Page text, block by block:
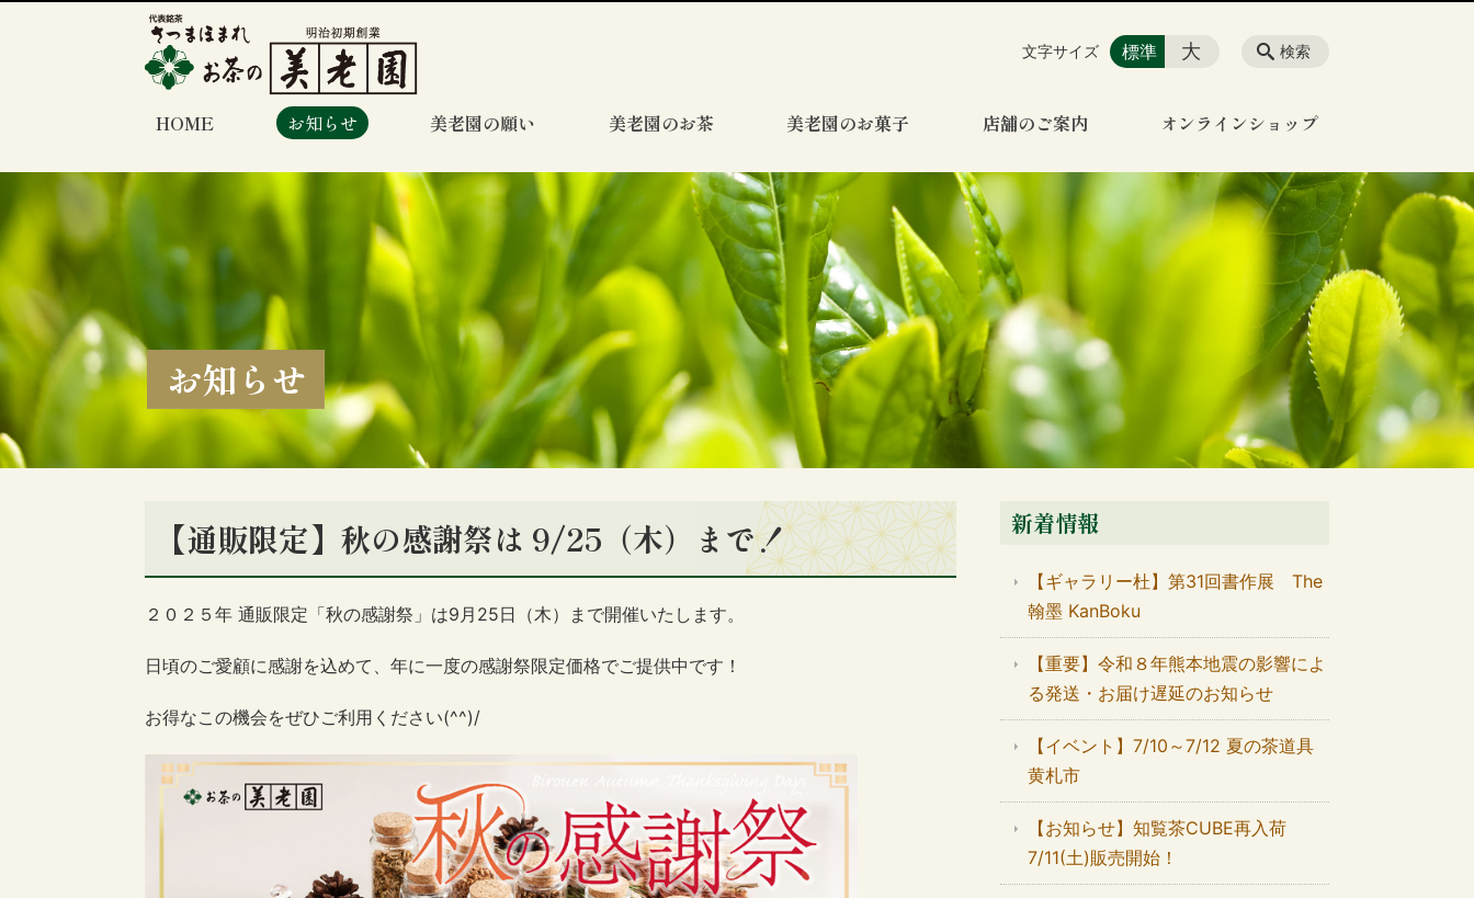
HOME お知らせ 美老園の願い 美老園のお茶 美老園のお菓子 店舗のご案内 オンラインショップ
検索
文字サイズ 標準 大
お知らせ
【通販限定】秋の感謝祭は 9/25（木）まで！
２０２５年 通販限定「秋の感謝祭」は9月25日（木）まで開催いたします。
日頃のご愛顧に感謝を込めて、年に一度の感謝祭限定価格でご提供中です！
お得なこの機会をぜひご利用ください(^^)/
新着情報
【ギャラリー杜】第31回書作展 The
翰墨 KanBoku
【重要】令和８年熊本地震の影響によ
る発送・お届け遅延のお知らせ
【イベント】7/10～7/12 夏の茶道具
黄札市
【お知らせ】知覧茶CUBE再入荷
7/11(土)販売開始！